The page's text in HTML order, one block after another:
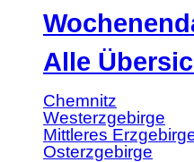
Alle
Chemnitz
Westerzgebirge
Mittleres
Osterzgebirge